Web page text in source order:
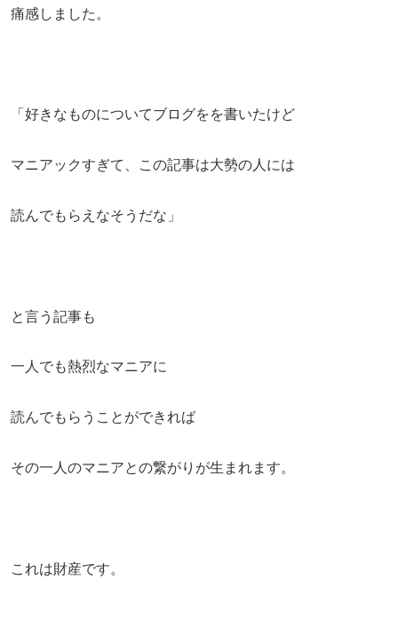
痛感しました。
「好きなものについてブログをを書いたけど
マニアックすぎて、この記事は大勢の人には
読んでもらえなそうだな」
と言う記事も
一人でも熱烈なマニアに
読んでもらうことができれば
その一人のマニアとの繋がりが生まれます。
これは財産です。